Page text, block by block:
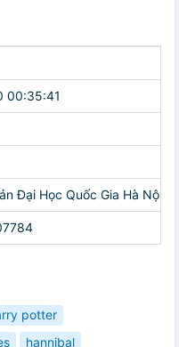
00:35:41
Đại Học Quốc Gia Hà Nội
potter
hannibal